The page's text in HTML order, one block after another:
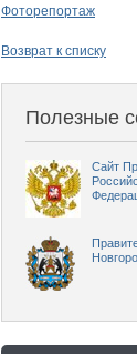
Фоторепортаж
Возврат к списку
Полезные
Сайт